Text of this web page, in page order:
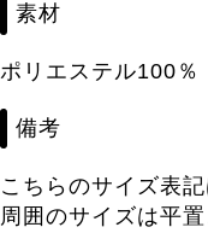
素材
ポリエステル100％
備考
こちらのサイズ表
周囲のサイズは平